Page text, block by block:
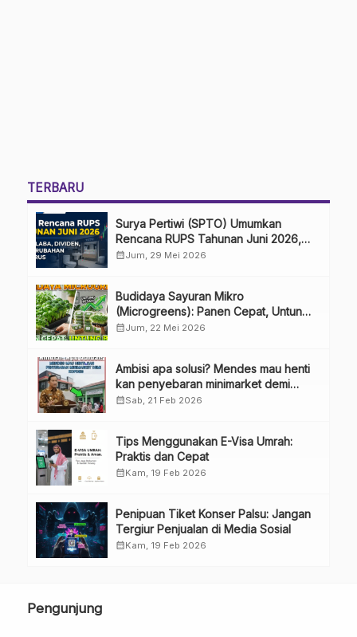
TERBARU
Surya Pertiwi (SPTO) Umumkan
Rencana RUPS Tahunan Juni 2026,
Bahas Penggunaan Laba Hingga
calendar_monthJum, 29 Mei 2026
Budidaya Sayuran Mikro
(Microgreens): Panen Cepat, Untung
Besar
calendar_monthJum, 22 Mei 2026
Ambisi apa solusi? Mendes mau henti
kan penyebaran minimarket demi
kopdes.
calendar_monthSab, 21 Feb 2026
Tips Menggunakan E-Visa Umrah:
Praktis dan Cepat
calendar_monthKam, 19 Feb 2026
Penipuan Tiket Konser Palsu: Jangan
Tergiur Penjualan di Media Sosial
calendar_monthKam, 19 Feb 2026
Pengunjung